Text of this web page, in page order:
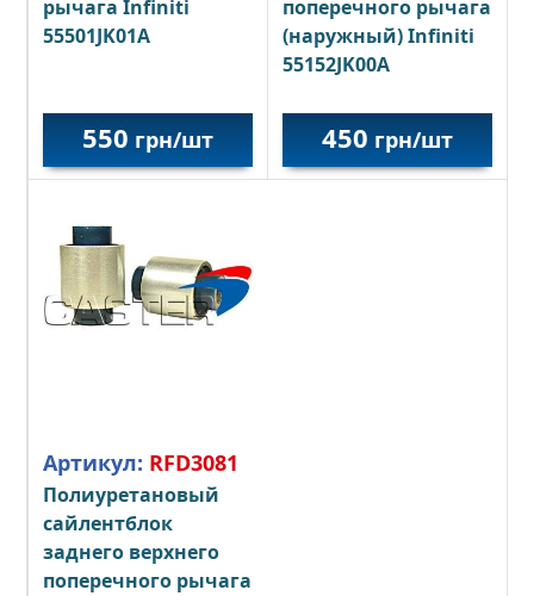
рычага Infiniti
55501JK01A
550 грн/шт
поперечного рычага
(наружный)Infiniti
55152JK00A
450 грн/шт
Артикул: RFD3081
Полиуретановый
сайлентблок
заднего верхнего
поперечного рычага